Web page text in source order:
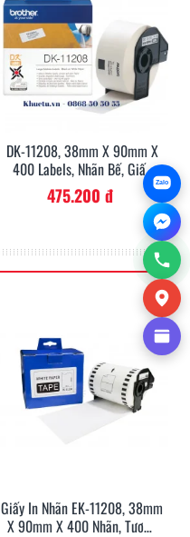
DK-11208, 38mm X 90mm X
400 Labels, Nhãn Bế, Giấy
Decal
475.200 đ
Giấy In Nhãn EK-11208, 38mm
X 90mm X 400 Nhãn, Tương
Zalo